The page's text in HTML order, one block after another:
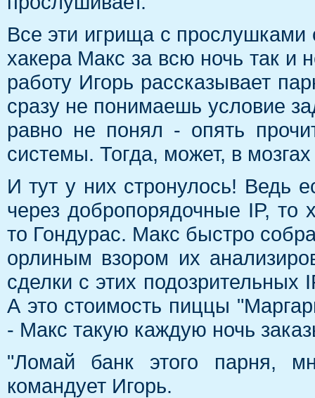
Все эти игрища с
хакера Макс за всю ночь так и
работу Игорь рассказывает
сразу не понимаешь условие
равно не понял - опять
системы. Тогда, может, в
И тут у них стронулось! Ведь
через добропорядочные IP, то
то Гондурас. Макс быстро
орлиным взором их
сделки с этих
А это стоимость пиццы
- Макс такую каждую ночь
"Ломай банк этого парня,
командует Игорь.